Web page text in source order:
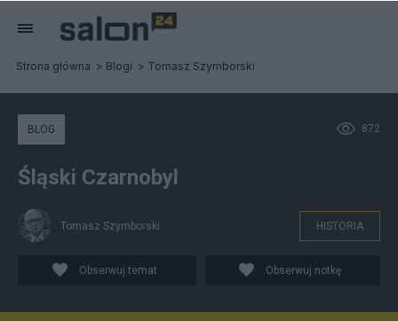
Strona główna Blogi Tomasz Szymborski
872
BLOG
Śląski Czarnobyl
Tomasz Szymborski HISTORIA
Obserwuj temat Obserwuj notkę